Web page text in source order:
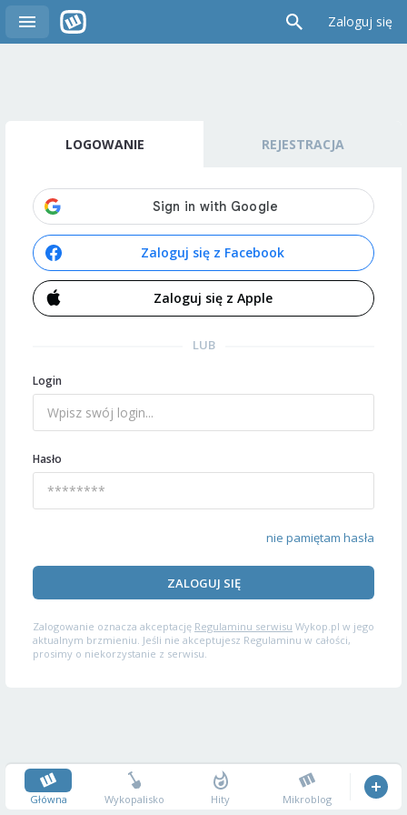
Zaloguj się
LOGOWANIE REJESTRACJA
Zaloguj się z Facebook
Zaloguj się z Apple
LUB
Login
Hasło
nie pamiętam hasła
ZALOGUJ SIĘ
Zalogowanie oznacza akceptację Regulaminu serwisu Wykop.pl w jego
aktualnym brzmieniu. Jeśli nie akceptujesz Regulaminu w całości,
prosimy o niekorzystanie z serwisu.
Główna Wykopalisko Hity Mikroblog